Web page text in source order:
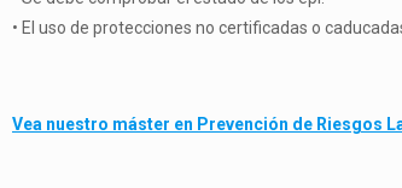
• El uso de protecciones no certificadas o
Vea nuestro máster en Prevención de Riesgos